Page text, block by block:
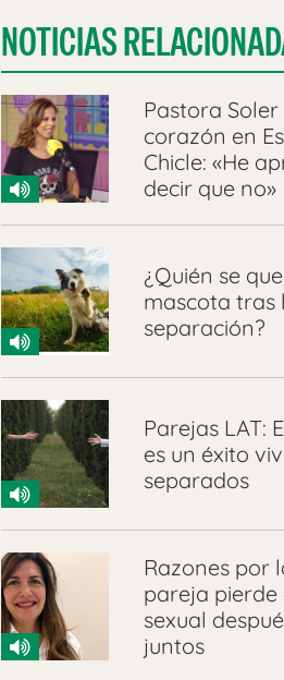
NOTICIAS
Pastora Soler
corazón en
Chicle: «He
decir que no»
¿Quién se
mascota tras
separación?
Parejas LAT:
es un éxito
separados
Razones por
pareja pierde
sexual
juntos